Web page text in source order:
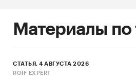
Материалы по
СТАТЬЯ, 4 АВГУСТА 2026
ROIF EXPERT